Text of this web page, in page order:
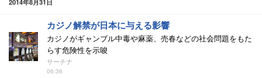
2014年8月31日
カジノ解禁が日本に与える影響
カジノがギャンブル中毒や麻薬、売春などの社会問題をもた
らす危険性を示唆
サーチナ
06:36